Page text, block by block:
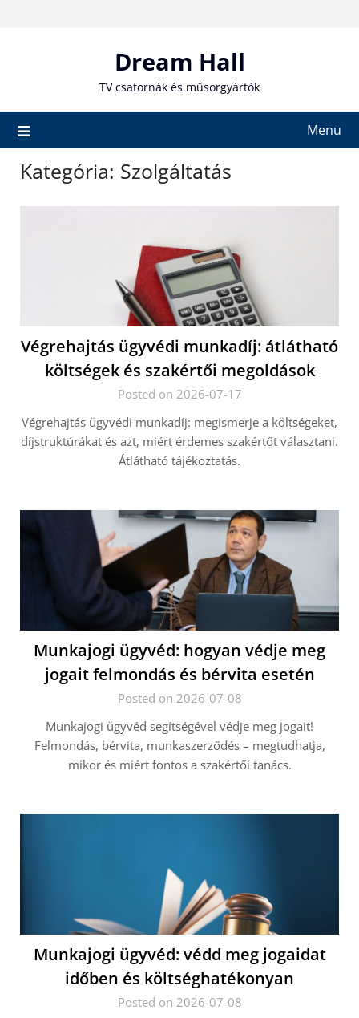
Dream Hall
TV csatornák és műsorgyártók
Menu
Kategória: Szolgáltatás
Végrehajtás ügyvédi munkadíj: átlátható
költségek és szakértői megoldások
Posted on 2026-07-17
Végrehajtás ügyvédi munkadíj: megismerje a költségeket,
díjstruktúrákat és azt, miért érdemes szakértőt választani.
Átlátható tájékoztatás.
Munkajogi ügyvéd: hogyan védje meg
jogait felmondás és bérvita esetén
Posted on 2026-07-08
Munkajogi ügyvéd segítségével védje meg jogait!
Felmondás, bérvita, munkaszerződés – megtudhatja,
mikor és miért fontos a szakértői tanács.
Munkajogi ügyvéd: védd meg jogaidat
időben és költséghatékonyan
Posted on 2026-07-08